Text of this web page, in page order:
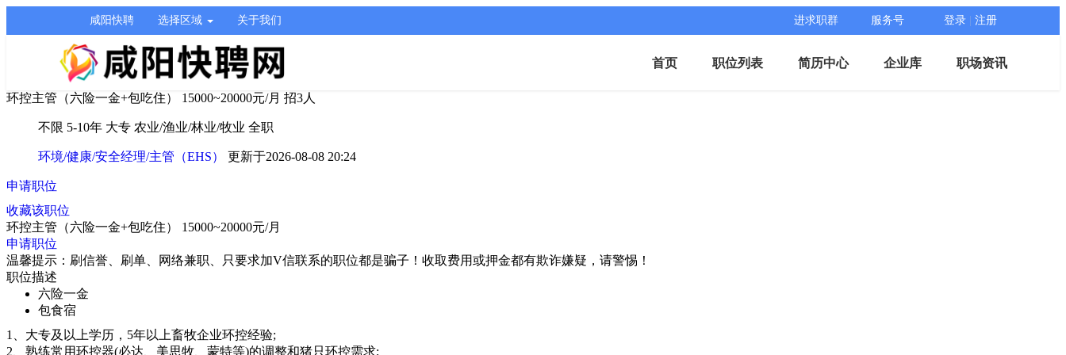
咸阳快聘 选择区域 关于我们 进求职群 服务号 登录 注册
首页 职位列表 简历中心 企业库 职场资讯
环控主管（六险一金+包吃住） 15000~20000元/月 招3人
不限 5-10年 大专 农业/渔业/林业/牧业 全职
环境/健康/安全经理/主管（EHS） 更新于2026-08-08 20:24
申请职位
收藏该职位
环控主管（六险一金+包吃住）
15000~20000元/月
申请职位
温馨提示：刷信誉、刷单、网络兼职、只要求加V信联系的职位都是骗子！收取费用或押金都有欺诈嫌疑，请警惕！
职位描述
六险一金
包食宿
1、大专及以上学历，5年以上畜牧企业环控经验;
2、熟练常用环控器(必达、美思牧、蒙特等)的调整和猪只环控需求;